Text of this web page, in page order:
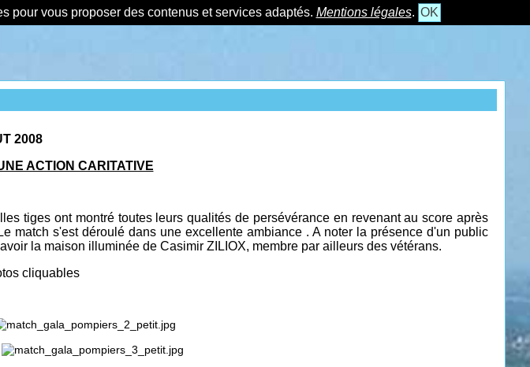
pour vous proposer des contenus et services adaptés. Mentions légales. OK
2008
ACTION CARITATIVE
tiges ont montré toutes leurs qualités de persévérance en revenant au score après
s'est déroulé dans une excellente ambiance . A noter la présence d'un public
la maison illuminée de Casimir ZILIOX, membre par ailleurs des vétérans.
cliquables